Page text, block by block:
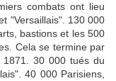
combats ont lieu
"Versaillais". 130 000
bastions et les 500
Cela se termine par
30 000 tués du
40 000 Parisiens,